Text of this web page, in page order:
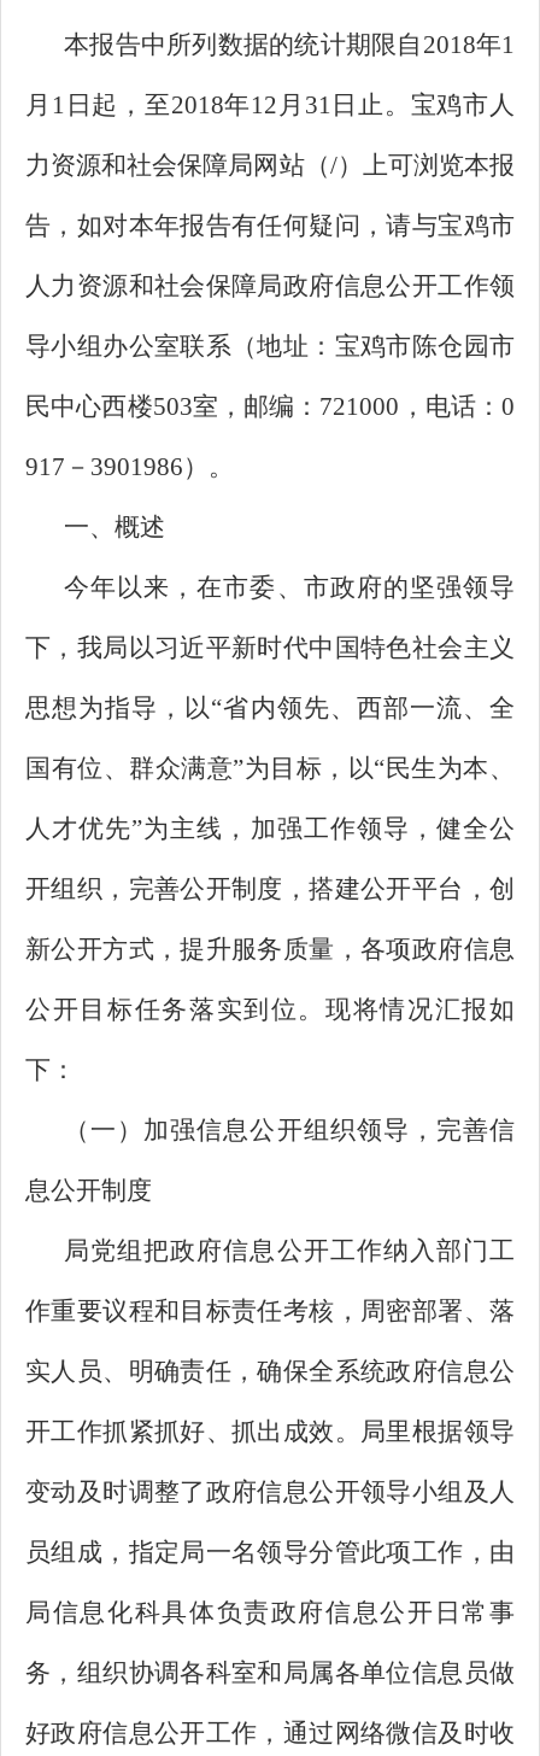
本报告中所列数据的统计期限自2018年1
月1日起，至2018年12月31日止。宝鸡市人
力资源和社会保障局网站（/）上可浏览本报
告，如对本年报告有任何疑问，请与宝鸡市
人力资源和社会保障局政府信息公开工作领
导小组办公室联系（地址：宝鸡市陈仓园市
民中心西楼503室，邮编：721000，电话：0
917－3901986）。
一、概述
今年以来，在市委、市政府的坚强领导
下，我局以习近平新时代中国特色社会主义
思想为指导，以“省内领先、西部一流、全
国有位、群众满意”为目标，以“民生为本、
人才优先”为主线，加强工作领导，健全公
开组织，完善公开制度，搭建公开平台，创
新公开方式，提升服务质量，各项政府信息
公开目标任务落实到位。现将情况汇报如
下：
（一）加强信息公开组织领导，完善信
息公开制度
局党组把政府信息公开工作纳入部门工
作重要议程和目标责任考核，周密部署、落
实人员、明确责任，确保全系统政府信息公
开工作抓紧抓好、抓出成效。局里根据领导
变动及时调整了政府信息公开领导小组及人
员组成，指定局一名领导分管此项工作，由
局信息化科具体负责政府信息公开日常事
务，组织协调各科室和局属各单位信息员做
好政府信息公开工作，通过网络微信及时收